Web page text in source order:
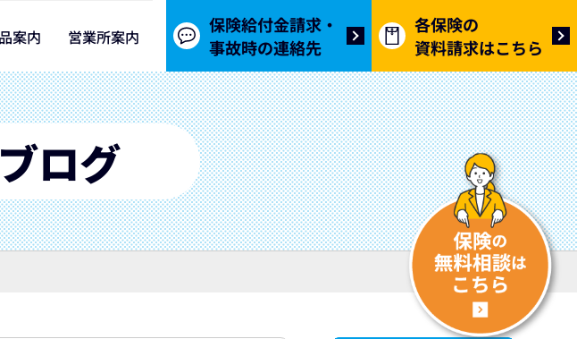
案内 営業所案内
保険給付金請求・
事故時の連絡先
各保険の
資料請求はこちら
ログ